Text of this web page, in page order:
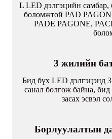
L LED дэлгэцийн самбар,
боломжтой PAD
PADE PAGONE,
3 жилийн
Бид бүх LED дэлгэцэнд
санал болгож байна, бид
засах эсвэл
Борлуулалтын